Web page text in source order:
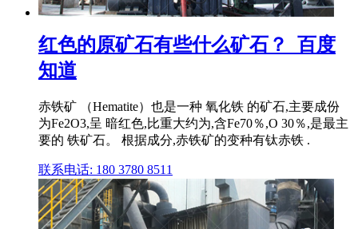
红色的原矿石有些什么矿石？_百度
知道
赤铁矿 （Hematite）也是一种 氧化铁 的矿石,主要成份
为Fe2O3,呈 暗红色,比重大约为,含Fe70％,O 30％,是最主
要的 铁矿石。 根据成分,赤铁矿的变种有钛赤铁 .
联系电话: 180 3780 8511